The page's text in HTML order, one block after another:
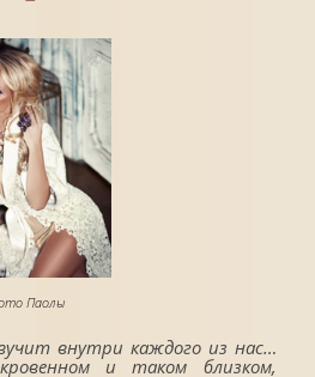
Паолы
внутри каждого из нас…
и таком близком,